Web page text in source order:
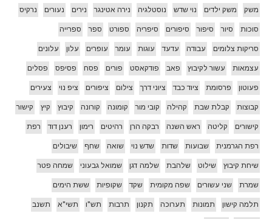
משק משק ילדים נוי שדש נוסטלגיה נירה אטינגר נירים נעורים נרקיס
סוכות סיור סיפור סיפורים סיפריה ספורט ספר ספרייה
סריקות צלומים עבודה עדעד עוגות עומר עופרים עלון עלונים
עצמאות עשור לקיבוץ פאב פודקאסט פורים פסח פסיפס פסלים
פעוטון פרסומת ציוד כבד ציוני דרך צילום ציפורים ציפ נוי צעירים
קבוצות קבלת שבת קהילה קובי מור קומונה קורונה קיבוץ קיץ קישור
קישורים קליטה ראש השנה רבקה הרן רהיטים רימון רענן דוד רפת
רפת הגרמנית שבועות שדות שדש נוי שואה שחף שיבולים
שיחת קיבוץ שילוט שלהבת שלמה דגן שמואל גבעוני שמחה פטר
שמרת שני עשורים שפה מקומית שקד שקופיות ששת הימים
תלמה קישון תמונות תערוכה תקנון תרבות תש"ו תשי"א תשנב